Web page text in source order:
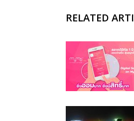
RELATED